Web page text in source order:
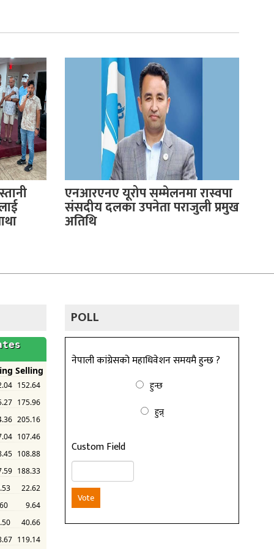
एनआरएनए यूरोप सम्मेलनमा रास्वपा
संसदीय दलका उपनेता पराजुली प्रमुख
अतिथि
POLL
नेपाली कांग्रेसको महाधिवेशन समयमै हुन्छ ?
हुन्छ
हुन्न्
Custom Field
Vote